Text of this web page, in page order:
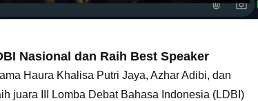
Nasional dan Raih Best Speaker
Haura Khalisa Putri Jaya, Azhar Adibi, dan
juara III Lomba Debat Bahasa Indonesia (LDBI)